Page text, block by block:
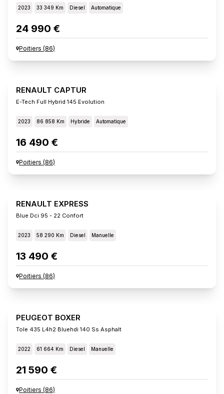
2023 33 349 Km Diesel Automatique
24 990 €
Poitiers (86)
RENAULT CAPTUR
E-Tech Full Hybrid 145 Evolution
2023 86 858 Km Hybride Automatique
16 490 €
Poitiers (86)
RENAULT EXPRESS
Blue Dci 95 - 22 Confort
2023 58 290 Km Diesel Manuelle
13 490 €
Poitiers (86)
PEUGEOT BOXER
Tole 435 L4h2 Bluehdi 140 Ss Asphalt
2022 61 664 Km Diesel Manuelle
21 590 €
Poitiers (86)